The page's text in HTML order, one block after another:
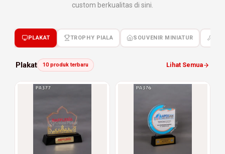
custom berkualitas di sini.
PLAKAT TROPHY PIALA SOUVENIR MINIATUR
Plakat 10 produk terbaru Lihat Semua